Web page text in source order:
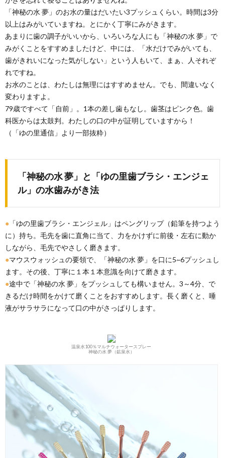
「神秘の水 夢」のお水の量はだいたい3プッシュくらい。時間は3分
以上はみがいていますね。とにかく丁寧にみがきます。
あまりに歯の調子がいいから、いろいろな人にも「神秘の水 夢」で
みがくことをすすめましたけど、中には、「水だけでみがいても、
歯がきれいになった気がしない」という人もいて、まぁ、人それぞ
れですね。
お水のことは、わたしは無理にはすすめません。でも、間違いなく
変わりますよ。
79歳ですべて「自前」。1本の差し歯もなし。歯茎はピンク色。歯
科医からは太鼓判。わたしの口の中が証明していますから！
（「ゆの里通信」より一部抜粋）
「神秘の水 夢」と「ゆの里歯ブラシ・エンジェ
ル」の水歯みがき法
● 「ゆの里歯ブラシ・エンジェル」はペングリップ（鉛筆を持つよう
に）持ち。毛先を歯に直角に当て、力をかけずに前後・左右に動か
しながら、毛先でやさしく磨きます。
●マウスウォッシュの要領で、「神秘の水 夢」を口に5~6プッシュし
ます。その後、丁寧に１本１本意識を向けて磨きます。
●途中で「神秘の水 夢」をプッシュしても構いません。3～4分、で
きるだけ時間をかけて磨くことをおすすめします。長く磨くと、唾
液がサラサラになって口の中がさっぱりします。
温泉水100％マルチウォータースプレー
神秘の水 夢（鉱泉水）